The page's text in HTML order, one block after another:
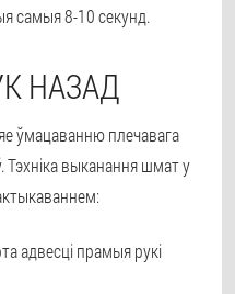
самыя 8-10 секунд.
НАЗАД
ўмацаванню плечавага
Тэхніка выканання шмат у
адвесці прамыя рукі